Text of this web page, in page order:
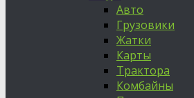
Авто
Грузовики
Жатки
Карты
Трактора
Комбайны